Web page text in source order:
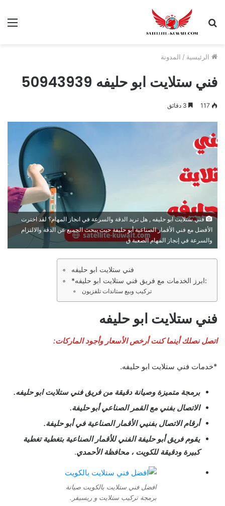
الرئيسية / المدونة
فني ستلايت ابو حليفه 50943939
117
فني ستلايت ابو حليفه , هل تريد الدقة والسرعة في انجاز المهام؟ لقد اخترت
الأفضل مع فني الأقمار الصناعية أبو حليفة حيث يبحث الجميع عن الدقة والالتزام
والسرعة في إنجاز المهام الصعبة ق
فني ستلايت ابو حليفه
*ابرز الخدمات مع فريق فني ستلايت ابو حليفه:
تركيب وبيع ستاندات تلفزيون
فني ستلايت ابو حليفه
اتصل نصلك أينما كنت أرخص الأسعار وأجود الماركات:
*خدمات فني ستلايت ابو حليفه.
برمجة متميزة وصيانة دقيقة من فريق فني ستلايت ابو حليفه.
الاتصال بفني مع القمر الصناعي أبو حليفة.
أرقام الاتصال بفنيي الأقمار الصناعية في أبو حليفة.
يقوم فريق أبو حليفة الفني للأقمار الصناعية بتغطية تغطية
كبيرة ودقيقة للكويت ، محافظة الأحمدي.
افضل فني ستلايت بالكويت صيانة
برمجة تركيب ستلايت و ريسيفر.